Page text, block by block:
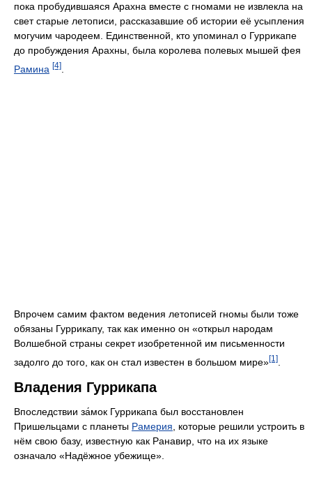
пока пробудившаяся Арахна вместе с гномами не извлекла на
свет старые летописи, рассказавшие об истории её усыпления
могучим чародеем. Единственной, кто упоминал о Гуррикапе
до пробуждения Арахны, была королева полевых мышей фея
Рамина [4]
Впрочем самим фактом ведения летописей гномы были тоже
обязаны Гуррикапу, так как именно он «открыл народам
Волшебной страны секрет изобретенной им письменности
задолго до того, как он стал известен в большом мире»[1]
Владения Гуррикапа
Впоследствии за́мок Гуррикапа был восстановлен
Пришельцами с планеты Рамерия , которые решили устроить в
нём свою базу, известную как Ранавир, что на их языке
означало «Надёжное убежище».